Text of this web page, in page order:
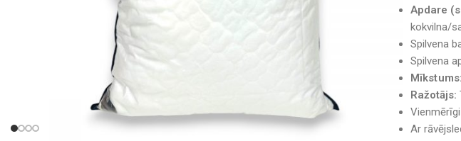
Apdare
kokvilna/
Spilvena
Spilvena
Mīkstums:
Ražotājs:
Ar